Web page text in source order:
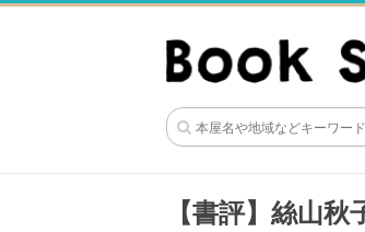
【書評】絲山秋